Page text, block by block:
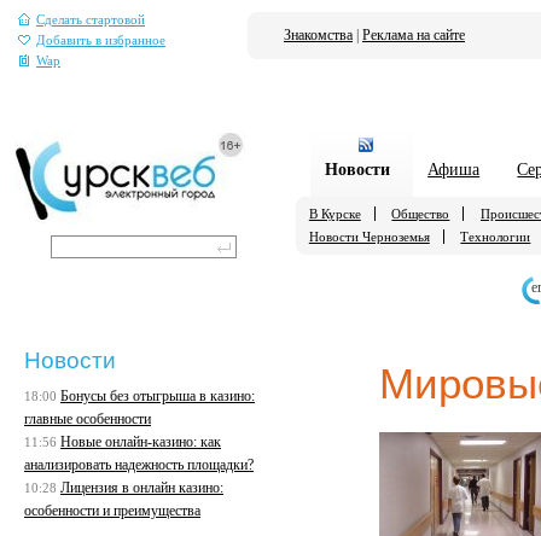
Сделать стартовой
Добавить в избранное
Wap
Знакомства Реклама на сайте
Новости Афиша
В Курске Общество
Новости Черноземья
Технологии
Новости
18:00 Бонусы без отыгрыша в казино:
главные особенности
11:56 Новые онлайн-казино: как
анализировать надежность площадки?
10:28 Лицензия в онлайн казино:
особенности и преимущества